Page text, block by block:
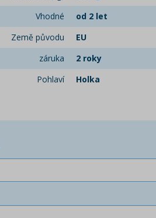
Vhodné
od 2 let
Země původu
EU
záruka
2 roky
Pohlaví
Holka